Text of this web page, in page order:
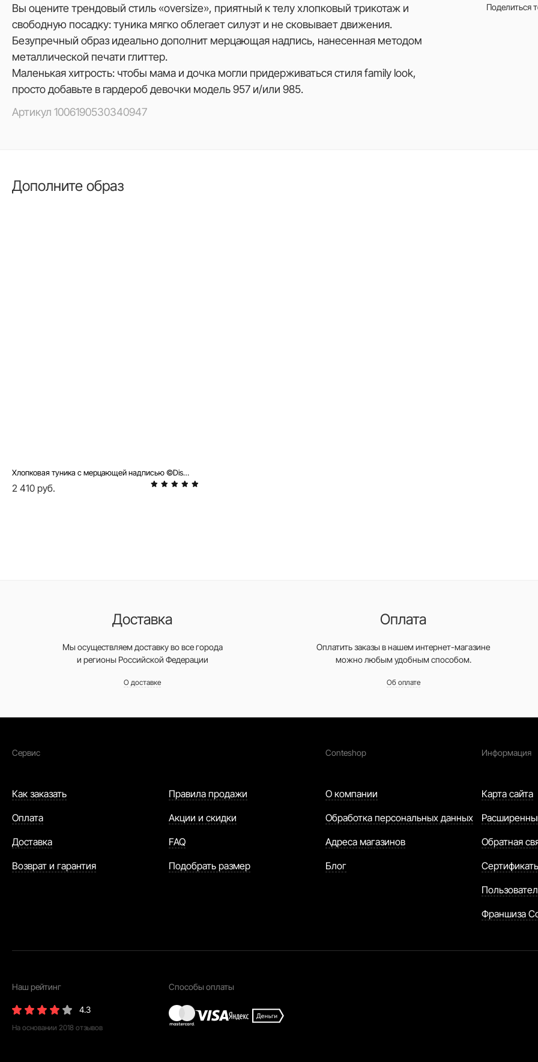
Вы оцените трендовый стиль «оversize», приятный к телу хлопковый трикотаж и
свободную посадку: туника мягко облегает силуэт и не сковывает движения.
Безупречный образ идеально дополнит мерцающая надпись, нанесенная методом
металлической печати глиттер.
Маленькая хитрость: чтобы мама и дочка могли придерживаться стиля family look,
просто добавьте в гардероб девочки модель 957 и/или 985.
Артикул 1006190530340947
Поделиться
Дополните образ
Хлопковая туника с мерцающей надписью ©Disney DTH 957
2 410 руб.
Доставка
Мы осуществляем доставку во все города
и регионы Российской Федерации
О доставке
Оплата
Оплатить заказы в нашем интернет-магазине
можно любым удобным способом.
Об оплате
Сервис
Как заказать
Оплата
Доставка
Возврат и гарантия
Правила продажи
Акции и скидки
FAQ
Подобрать размер
Conteshop
О компании
Обработка персональных данных
Адреса магазинов
Блог
Информация
Карта сайта
Обратная
Франшиза
Наш рейтинг
4.3
На основании 2018 отзывов
Способы оплаты